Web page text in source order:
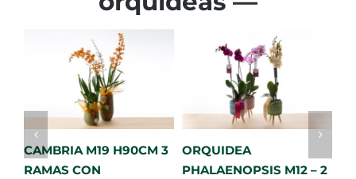
Añadir al carrito
CAMBRIA M19 H90CM 3
RAMAS CON
Añadir al carrito
ORQUIDEA
PHALAENOPSIS M12 – 2